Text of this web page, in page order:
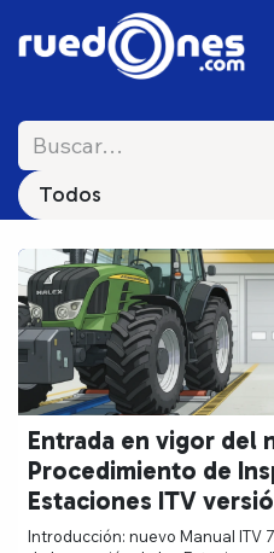
Ir al contenido
Todos
Entrada en vigor del
Procedimiento de
Estaciones ITV
Introducción: nuevo Manual ITV